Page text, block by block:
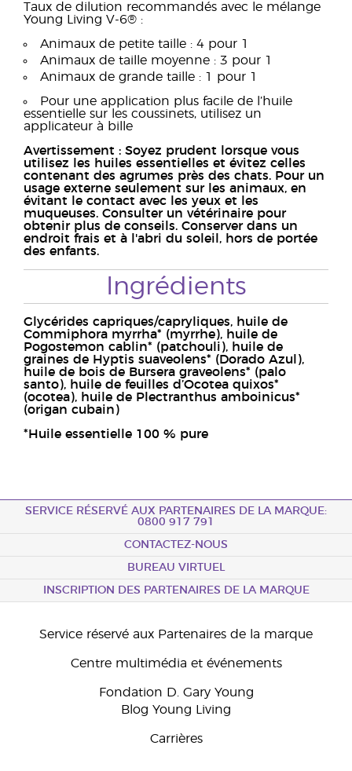
Taux de dilution recommandés avec le mélange
Young Living V-6® :
Animaux de petite taille : 4 pour 1
Animaux de taille moyenne : 3 pour 1
Animaux de grande taille : 1 pour 1
Pour une application plus facile de l’huile
essentielle sur les coussinets, utilisez un
applicateur à bille
Avertissement : Soyez prudent lorsque vous
utilisez les huiles essentielles et évitez celles
contenant des agrumes près des chats. Pour un
usage externe seulement sur les animaux, en
évitant le contact avec les yeux et les
muqueuses. Consulter un vétérinaire pour
obtenir plus de conseils. Conserver dans un
endroit frais et à l'abri du soleil, hors de portée
des enfants.
Ingrédients
Glycérides capriques/capryliques, huile de
Commiphora myrrha* (myrrhe), huile de
Pogostemon cablin* (patchouli), huile de
graines de Hyptis suaveolens* (Dorado Azul),
huile de bois de Bursera graveolens* (palo
santo), huile de feuilles d’Ocotea quixos*
(ocotea), huile de Plectranthus amboinicus*
(origan cubain)
*Huile essentielle 100 % pure
SERVICE RÉSERVÉ AUX PARTENAIRES DE LA MARQUE:
0800 917 791
CONTACTEZ-NOUS
BUREAU VIRTUEL
INSCRIPTION DES PARTENAIRES DE LA MARQUE
Service réservé aux Partenaires de la marque
Centre multimédia et événements
Fondation D. Gary Young
Blog Young Living
Carrières